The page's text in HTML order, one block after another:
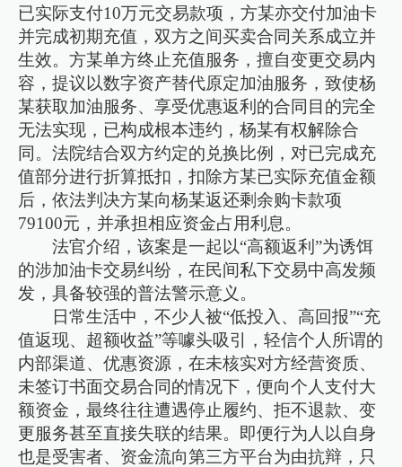
已实际支付10万元交易款项，方某亦交付加油卡
并完成初期充值，双方之间买卖合同关系成立并
生效。方某单方终止充值服务，擅自变更交易内
容，提议以数字资产替代原定加油服务，致使杨
某获取加油服务、享受优惠返利的合同目的完全
无法实现，已构成根本违约，杨某有权解除合
同。法院结合双方约定的兑换比例，对已完成充
值部分进行折算抵扣，扣除方某已实际充值金额
后，依法判决方某向杨某返还剩余购卡款项
79100元，并承担相应资金占用利息。
法官介绍，该案是一起以“高额返利”为诱饵
的涉加油卡交易纠纷，在民间私下交易中高发频
发，具备较强的普法警示意义。
日常生活中，不少人被“低投入、高回报”“充
值返现、超额收益”等噱头吸引，轻信个人所谓的
内部渠道、优惠资源，在未核实对方经营资质、
未签订书面交易合同的情况下，便向个人支付大
额资金，最终往往遭遇停止履约、拒不退款、变
更服务甚至直接失联的结果。即便行为人以自身
也是受害者、资金流向第三方平台为由抗辩，只